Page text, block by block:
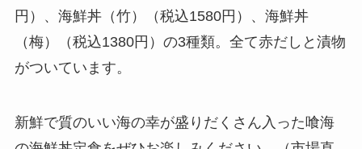
円）、海鮮丼（竹）（税込1580円）、海鮮丼
（梅）（税込1380円）の3種類。全て赤だしと漬物
がついています。
新鮮で質のいい海の幸が盛りだくさん入った喰海